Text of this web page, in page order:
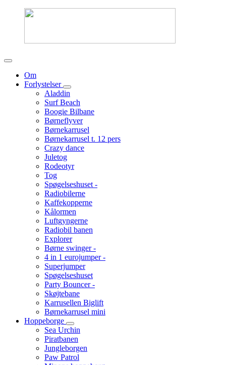
Om
Forlystelser
Aladdin
Surf Beach
Boogie Bilbane
Børneflyver
Børnekarrusel
Børnekarrusel t. 12 pers
Crazy dance
Juletog
Rodeotyr
Tog
Spøgelseshuset -
Radiobilerne
Kaffekopperne
Kålormen
Luftgyngerne
Radiobil banen
Explorer
Børne swinger -
4 in 1 eurojumper -
Superjumper
Spøgelseshuset
Party Bouncer -
Skøjtebane
Karrusellen Biglift
Børnekarrusel mini
Hoppeborge
Sea Urchin
Piratbanen
Jungleborgen
Paw Patrol